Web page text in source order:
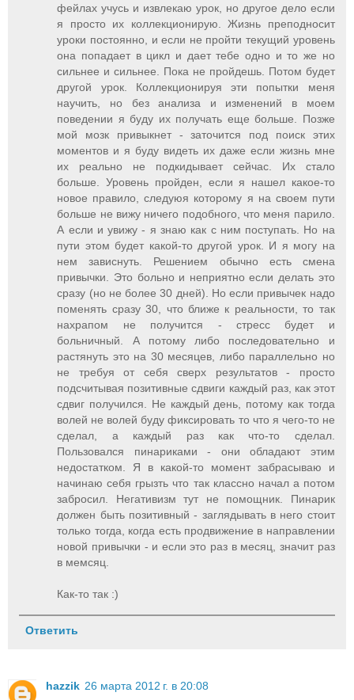
фейлах учусь и извлекаю урок, но другое дело если
я просто их коллекционирую. Жизнь преподносит
уроки постоянно, и если не пройти текущий уровень
она попадает в цикл и дает тебе одно и то же но
сильнее и сильнее. Пока не пройдешь. Потом будет
другой урок. Коллекционируя эти попытки меня
научить, но без анализа и изменений в моем
поведении я буду их получать еще больше. Позже
мой мозк привыкнет - заточится под поиск этих
моментов и я буду видеть их даже если жизнь мне
их реально не подкидывает сейчас. Их стало
больше. Уровень пройден, если я нашел какое-то
новое правило, следуюя которому я на своем пути
больше не вижу ничего подобного, что меня парило.
А если и увижу - я знаю как с ним поступать. Но на
пути этом будет какой-то другой урок. И я могу на
нем зависнуть. Решением обычно есть смена
привычки. Это больно и неприятно если делать это
сразу (но не более 30 дней). Но если привычек надо
поменять сразу 30, что ближе к реальности, то так
нахрапом не получится - стресс будет и
больничный. А потому либо последовательно и
растянуть это на 30 месяцев, либо параллельно но
не требуя от себя сверх результатов - просто
подсчитывая позитивные сдвиги каждый раз, как этот
сдвиг получился. Не каждый день, потому как тогда
волей не волей буду фиксировать то что я чего-то не
сделал, а каждый раз как что-то сделал.
Пользовался пинариками - они обладают этим
недостатком. Я в какой-то момент забрасываю и
начинаю себя грызть что так классно начал а потом
забросил. Негативизм тут не помощник. Пинарик
должен быть позитивный - заглядывать в него стоит
только тогда, когда есть продвижение в направлении
новой привычки - и если это раз в месяц, значит раз
в мемсяц.
Как-то так :)
Ответить
hazzik 26 марта 2012 г. в 20:08